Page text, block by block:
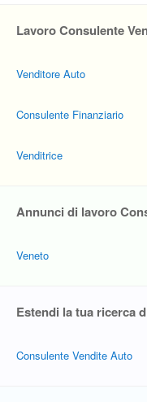
Lavoro Consulente
Venditore Auto
Consulente Finanziario
Venditrice
Annunci di lavoro
Veneto
Estendi la tua ricerca
Consulente Vendite Auto